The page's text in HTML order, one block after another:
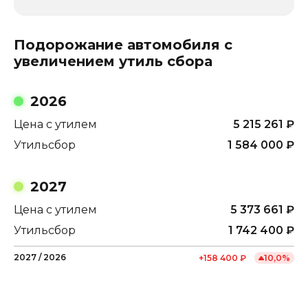
Подорожание автомобиля с
увеличением утиль сбора
2026
Цена с утилем 5 215 261 ₽
Утильсбор
1 584 000 ₽
2027
Цена с утилем 5 373 661 ₽
Утильсбор
1 742 400 ₽
2027 / 2026 +158 400 ₽ 10,0%